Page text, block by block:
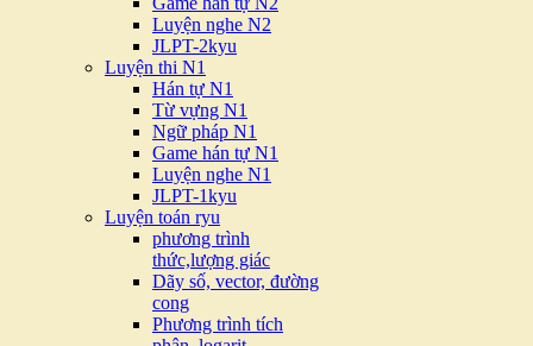
Luyện nghe N2
JLPT-2kyu
Luyện thi N1
Hán tự N1
Từ vựng N1
Ngữ pháp N1
Game hán tự N1
Luyện nghe N1
JLPT-1kyu
Luyện toán ryu
phương trình
thức,lượng giác
Dãy số, vector, đường
cong
Phương trình tích